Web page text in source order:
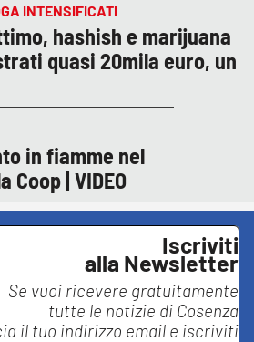
INTENSIFICATI
hashish e marijuana
quasi 20mila euro, un
in fiamme nel
Coop | VIDEO
Iscriviti
alla Newsletter
Se vuoi ricevere gratuitamente
tutte le notizie di Cosenza
il tuo indirizzo email e iscriviti